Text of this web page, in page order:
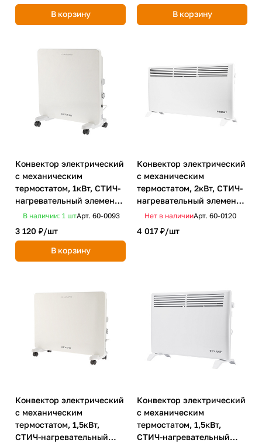
В корзину
В корзину
Конвектор электрический
с механическим
термостатом, 1кВт, СТИЧ-
нагревательный элемент
REXANT HOME
В наличии: 1 штАрт. 60-0093
3 120 ₽/шт
В корзину
Конвектор электрический
с механическим
термостатом, 2кВт, СТИЧ-
нагревательный элемент,
ножки REXANT
Нет в наличииАрт. 60-0120
4 017 ₽/шт
Конвектор электрический
с механическим
термостатом, 1,5кВт,
СТИЧ-нагревательный
Конвектор электрический
с механическим
термостатом, 1,5кВт,
СТИЧ-нагревательный